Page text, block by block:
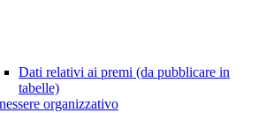
Dati relativi ai premi (da pubblicare in
tabelle)
organizzativo